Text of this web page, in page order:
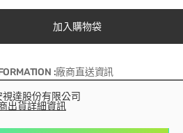
加入購物袋
:廠商直送資訊
視達股份有限公司
出貨詳細資訊